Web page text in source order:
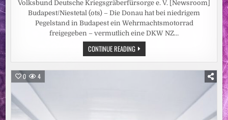
Volksbund Deutsche Kriegsgräberfürsorge e. V. [Newsroom]
Budapest/Niestetal (ots) – Die Donau hat bei niedrigem
Pegelstand in Budapest ein Wehrmachtsmotorrad
freigegeben – vermutlich eine DKW NZ…
CONTINUE READINGNIEDRIGWASSER
DER
DONAU
0 4